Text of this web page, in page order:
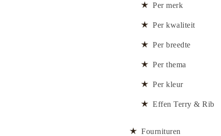
Per merk
Per kwaliteit
Per breedte
Per thema
Per kleur
Effen Terry & Rib
Fournituren